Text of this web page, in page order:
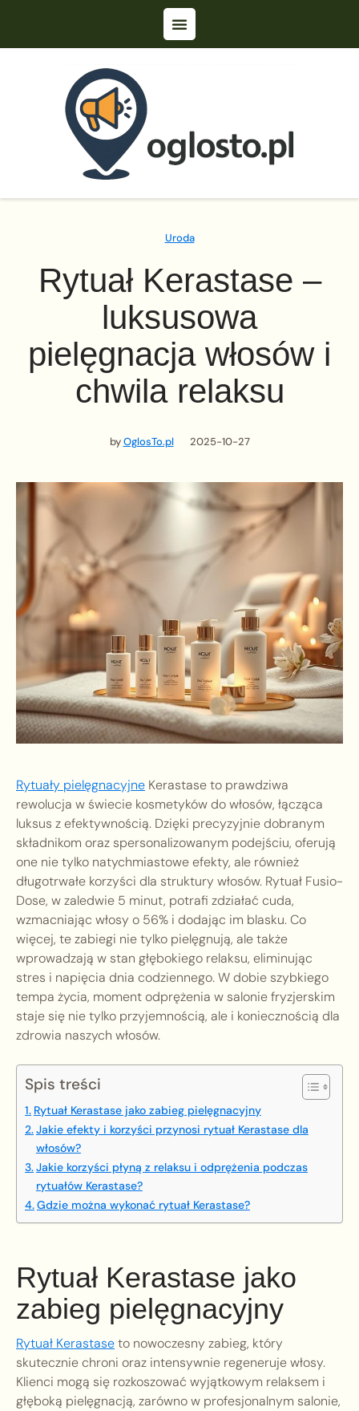
Uroda
Rytuał Kerastase –
luksusowa
pielęgnacja włosów i
chwila relaksu
byOglosTo.pl 2025-10-27
Rytuały pielęgnacyjne Kerastase to prawdziwa
rewolucja w świecie kosmetyków do włosów, łącząca
luksus z efektywnością. Dzięki precyzyjnie dobranym
składnikom oraz spersonalizowanym podejściu, oferują
one nie tylko natychmiastowe efekty, ale również
długotrwałe korzyści dla struktury włosów. Rytuał Fusio-
Dose, w zaledwie 5 minut, potrafi zdziałać cuda,
wzmacniając włosy o 56% i dodając im blasku. Co
więcej, te zabiegi nie tylko pielęgnują, ale także
wprowadzają w stan głębokiego relaksu, eliminując
stres i napięcia dnia codziennego. W dobie szybkiego
tempa życia, moment odprężenia w salonie fryzjerskim
staje się nie tylko przyjemnością, ale i koniecznością dla
zdrowia naszych włosów.
Spis treści
Rytuał Kerastase jako zabieg pielęgnacyjny
Jakie efekty i korzyści przynosi rytuał Kerastase dla
włosów?
Jakie korzyści płyną z relaksu i odprężenia podczas
rytuałów Kerastase?
Gdzie można wykonać rytuał Kerastase?
Rytuał Kerastase jako
zabieg pielęgnacyjny
Rytuał Kerastaseto nowoczesny zabieg, który
skutecznie chroni oraz intensywnie regeneruje włosy.
Klienci mogą się rozkoszować wyjątkowym relaksem i
głęboką pielęgnacją, zarówno w profesjonalnym salonie,